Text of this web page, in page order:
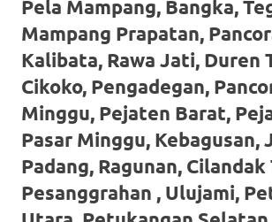
loanswatches.com.
Wiht
80%
Discount
replica
watches.
Pela Mampang, Bangka,
Mampang Prapatan,
Kalibata, Rawa Jati, Duren
Cikoko, Pengadegan,
Minggu, Pejaten Barat,
Pasar Minggu, Kebagusan,
Padang, Ragunan,
Pesanggrahan , Ulujami,